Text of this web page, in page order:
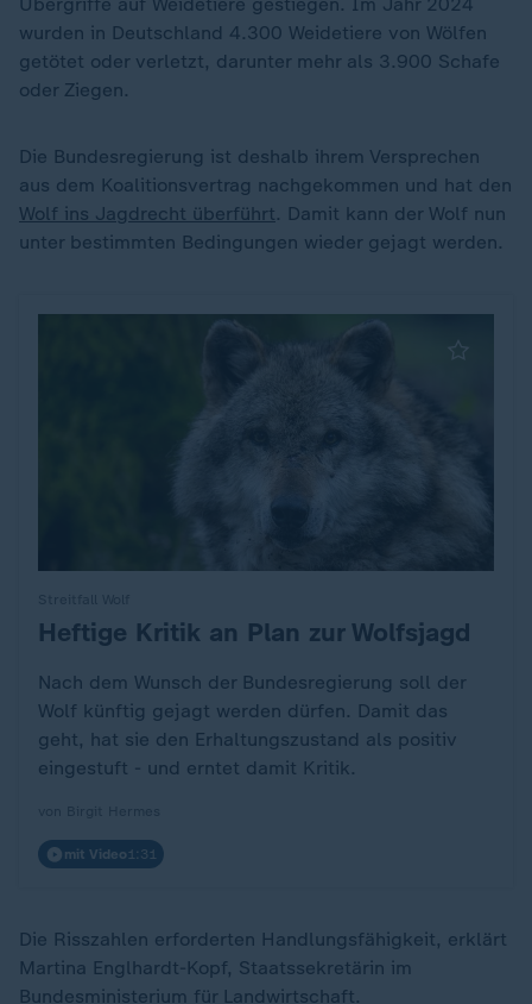
wurden in Deutschland 4.300 Weidetiere von Wölfen
getötet oder verletzt, darunter mehr als 3.900 Schafe
oder Ziegen.
Die Bundesregierung ist deshalb ihrem Versprechen
aus dem Koalitionsvertrag nachgekommen und hat den
Wolf ins Jagdrecht überführt. Damit kann der Wolf nun
unter bestimmten Bedingungen wieder gejagt werden.
:Heftige Kritik an Plan zur Wolfsjagd
Nach dem Wunsch der Bundesregierung soll der
Wolf künftig gejagt werden dürfen. Damit das
geht, hat sie den Erhaltungszustand als positiv
eingestuft - und erntet damit Kritik.
mit Video 1:31
Die Risszahlen erforderten Handlungsfähigkeit, erklärt
Martina Englhardt-Kopf, Staatssekretärin im
Bundesministerium für Landwirtschaft.